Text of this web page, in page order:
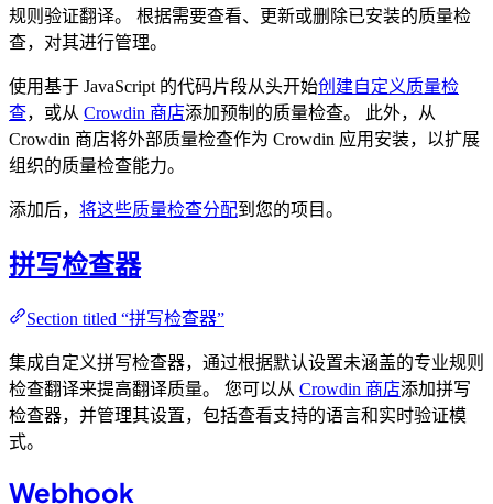
规则验证翻译。 根据需要查看、更新或删除已安装的质量检
查，对其进行管理。
使用基于 JavaScript 的代码片段从头开始创建自定义质量检
查，或从 Crowdin 商店添加预制的质量检查。 此外，从
Crowdin 商店将外部质量检查作为 Crowdin 应用安装，以扩展
组织的质量检查能力。
添加后， 将这些质量检查分配到您的项目。
拼写检查器
Section titled “拼写检查器”
集成自定义拼写检查器，通过根据默认设置未涵盖的专业规则
检查翻译来提高翻译质量。 您可以从 Crowdin 商店添加拼写
检查器，并管理其设置，包括查看支持的语言和实时验证模
式。
Webhook